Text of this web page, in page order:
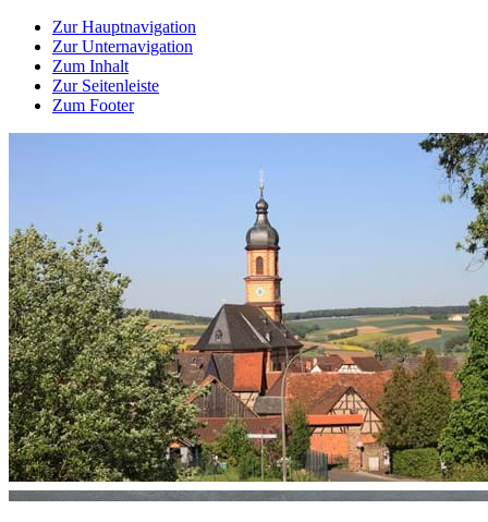
Zur Hauptnavigation
Zur Unternavigation
Zum Inhalt
Zur Seitenleiste
Zum Footer